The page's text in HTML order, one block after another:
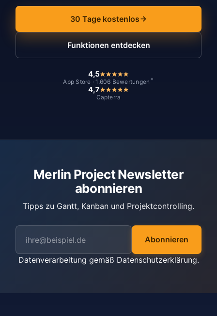
30 Tage kostenlos
Funktionen entdecken
4,5
App Store · 1.606 Bewertungen *
4,7
Capterra
Merlin Project Newsletter
abonnieren
Tipps zu Gantt, Kanban und Projektcontrolling.
Abonnieren
Datenverarbeitung gemäß Datenschutzerklärung.